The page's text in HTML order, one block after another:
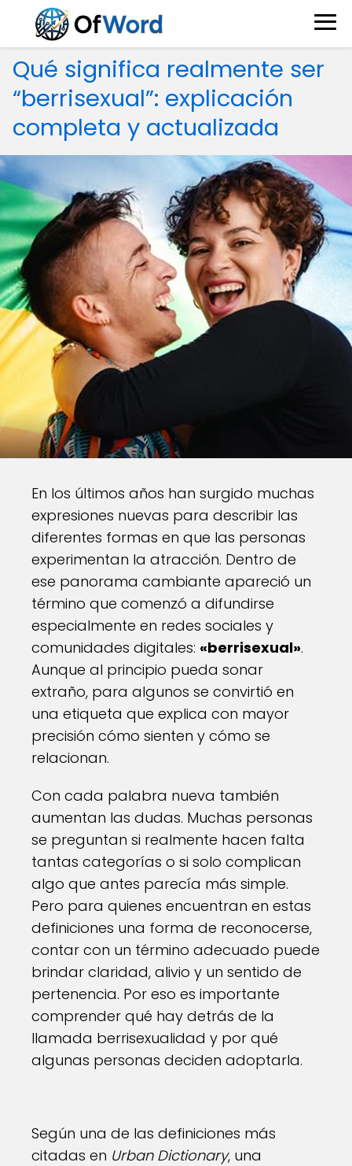
Qué significa realmente ser
“berrisexual”: explicación
completa y actualizada
En los últimos años han surgido muchas
expresiones nuevas para describir las
diferentes formas en que las personas
experimentan la atracción. Dentro de
ese panorama cambiante apareció un
término que comenzó a difundirse
especialmente en redes sociales y
comunidades digitales: «berrisexual».
Aunque al principio pueda sonar
extraño, para algunos se convirtió en
una etiqueta que explica con mayor
precisión cómo sienten y cómo se
relacionan.
Con cada palabra nueva también
aumentan las dudas. Muchas personas
se preguntan si realmente hacen falta
tantas categorías o si solo complican
algo que antes parecía más simple.
Pero para quienes encuentran en estas
definiciones una forma de reconocerse,
contar con un término adecuado puede
brindar claridad, alivio y un sentido de
pertenencia. Por eso es importante
comprender qué hay detrás de la
llamada berrisexualidad y por qué
algunas personas deciden adoptarla.
Según una de las definiciones más
citadas en Urban Dictionary, una